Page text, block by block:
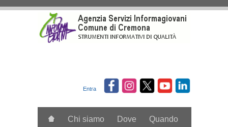
Entra
Chi siamo Dove Quando